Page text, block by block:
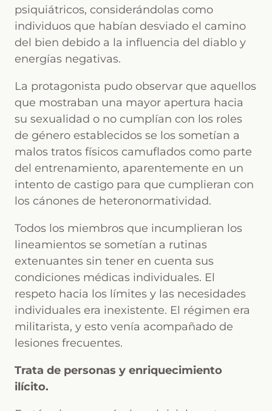
psiquiátricos, considerándolas como
individuos que habían desviado el camino
del bien debido a la influencia del diablo y
energías negativas.
La protagonista pudo observar que aquellos
que mostraban una mayor apertura hacia
su sexualidad o no cumplían con los roles
de género establecidos se los sometían a
malos tratos físicos camuflados como parte
del entrenamiento, aparentemente en un
intento de castigo para que cumplieran con
los cánones de heteronormatividad.
Todos los miembros que incumplieran los
lineamientos se sometían a rutinas
extenuantes sin tener en cuenta sus
condiciones médicas individuales. El
respeto hacia los límites y las necesidades
individuales era inexistente. El régimen era
militarista, y esto venía acompañado de
lesiones frecuentes.
Trata de personas y enriquecimiento
ilícito.